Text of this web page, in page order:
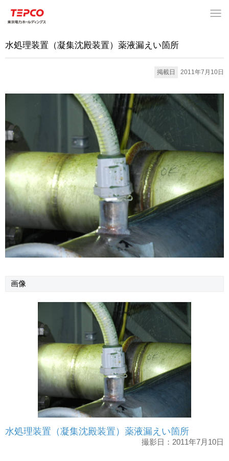
水処理装置（凝集沈殿装置）薬液漏えい箇所
掲載日 2011年7月10日
画像
水処理装置（凝集沈殿装置）薬液漏えい箇所
撮影日：2011年7月10日